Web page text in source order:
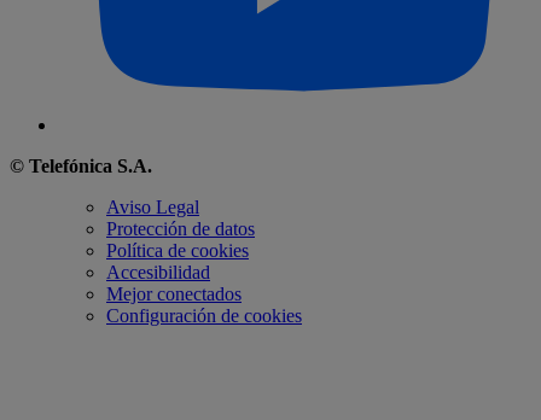
© Telefónica S.A.
Aviso Legal
Protección de datos
Política de cookies
Accesibilidad
Mejor conectados
Configuración de cookies